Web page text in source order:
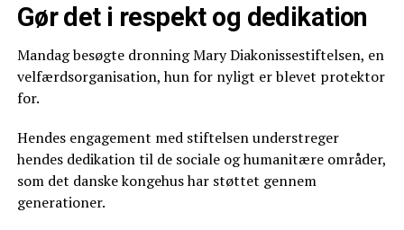
Gør det i respekt og dedikation
Mandag besøgte dronning Mary Diakonissestiftelsen, en
velfærdsorganisation, hun for nyligt er blevet protektor
for.
Hendes engagement med stiftelsen understreger
hendes dedikation til de sociale og humanitære områder,
som det danske kongehus har støttet gennem
generationer.